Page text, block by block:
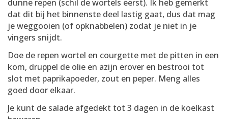
dunne repen (schil de wortels eerst). Ik heb gemerkt
dat dit bij het binnenste deel lastig gaat, dus dat mag
je weggooien (of opknabbelen) zodat je niet in je
vingers snijdt.
Doe de repen wortel en courgette met de pitten in een
kom, druppel de olie en azijn erover en bestrooi tot
slot met paprikapoeder, zout en peper. Meng alles
goed door elkaar.
Je kunt de salade afgedekt tot 3 dagen in de koelkast